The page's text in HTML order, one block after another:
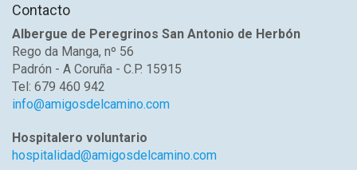
Contacto
Albergue de Peregrinos San Antonio de Herbón
Rego da Manga, nº 56
Padrón - A Coruña - C.P. 15915
Tel: 679 460 942
info@amigosdelcamino.com
Hospitalero voluntario
hospitalidad@amigosdelcamino.com